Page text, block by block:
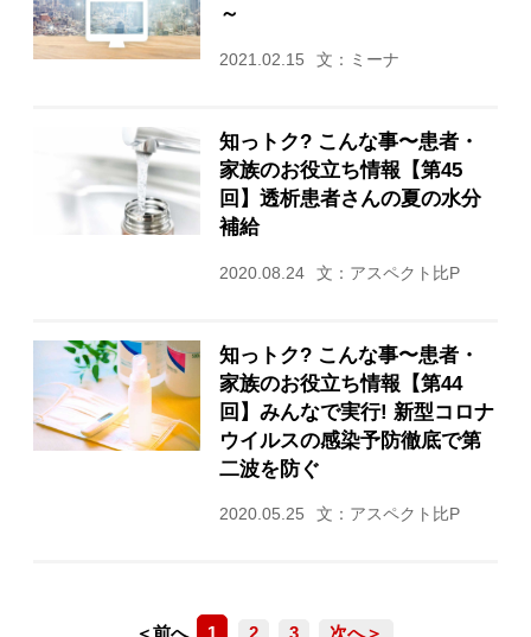
～
2021.02.15 文：ミーナ
知っトク? こんな事〜患者・
家族のお役立ち情報【第45
回】透析患者さんの夏の水分
補給
2020.08.24 文：アスペクト比P
知っトク? こんな事〜患者・
家族のお役立ち情報【第44
回】みんなで実行! 新型コロナ
ウイルスの感染予防徹底で第
二波を防ぐ
2020.05.25 文：アスペクト比P